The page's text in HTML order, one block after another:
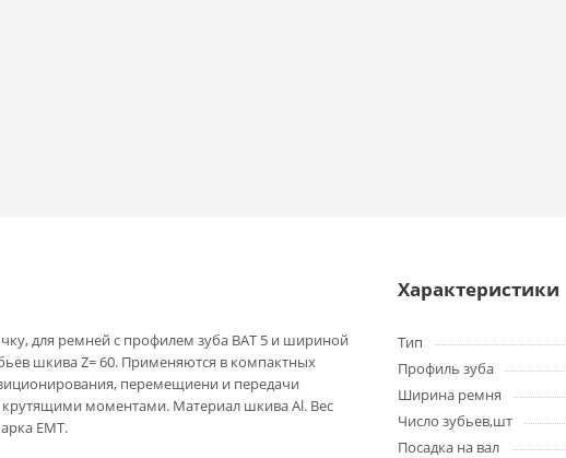
для ремней с профилем зуба BAT 5 и шириной
шкива Z= 60. Применяются в компактных
перемещиени и передачи
моментами. Материал шкива Al. Вес
EMT.
Характеристики
Тип
Профиль зуба
Ширина ремня
Число зубьев,шт
Посадка на вал